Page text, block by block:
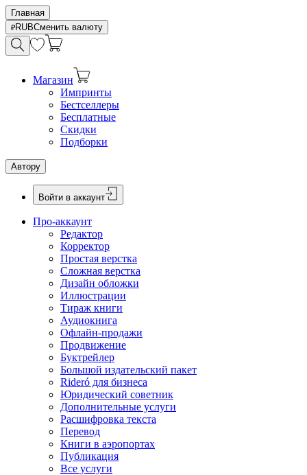
Главная
RUBСменить валюту
Магазин
Импринты
Бестселлеры
Бесплатные
Скидки
Подборки
Автору
Войти в аккаунт
Про-аккаунт
Редактор
Корректор
Простая верстка
Сложная верстка
Дизайн обложки
Иллюстрации
Тираж книги
Аудиокнига
Офлайн-продажи
Продвижение
Буктрейлер
Большой издательский пакет
Rideró для бизнеса
Юридический советник
Дополнительные услуги
Расшифровка текста
Перевод
Книги в аэропортах
Публикация
Все услуги